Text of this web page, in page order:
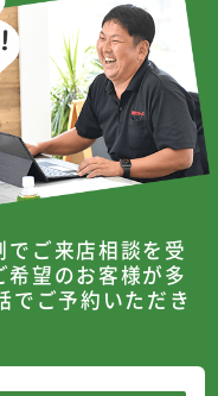
ご来店相談を受
望のお客様が多
でご予約いただき